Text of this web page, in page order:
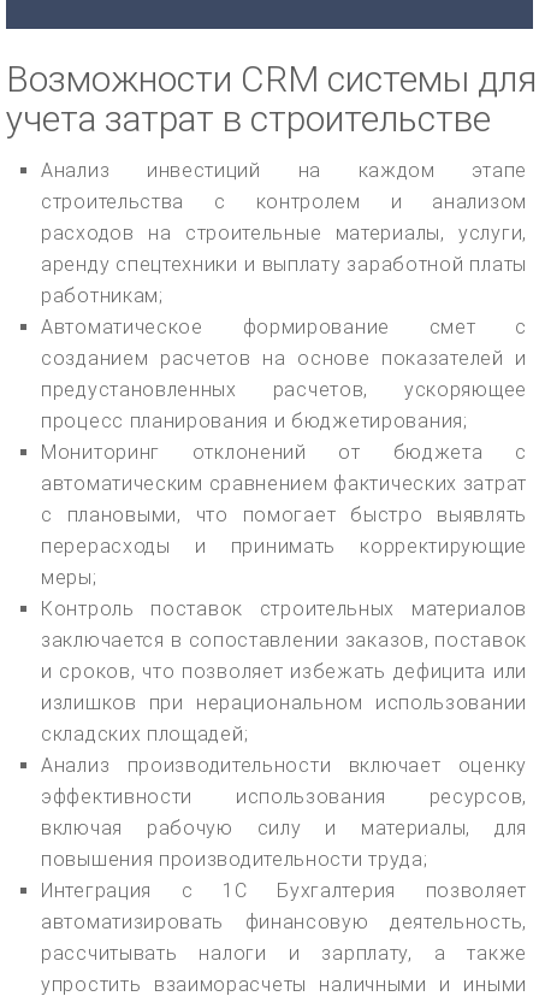
Возможности CRM системы для
учета затрат в строительстве
Анализ инвестиций на каждом этапе
строительства с контролем и анализом
расходов на строительные материалы, услуги,
аренду спецтехники и выплату заработной платы
работникам;
Автоматическое формирование смет с
созданием расчетов на основе показателей и
предустановленных расчетов, ускоряющее
процесс планирования и бюджетирования;
Мониторинг отклонений от бюджета с
автоматическим сравнением фактических затрат
с плановыми, что помогает быстро выявлять
перерасходы и принимать корректирующие
меры;
Контроль поставок строительных материалов
заключается в сопоставлении заказов, поставок
и сроков, что позволяет избежать дефицита или
излишков при нерациональном использовании
складских площадей;
Анализ производительности включает оценку
эффективности использования ресурсов,
включая рабочую силу и материалы, для
повышения производительности труда;
Интеграция с 1С Бухгалтерия позволяет
автоматизировать финансовую деятельность,
рассчитывать налоги и зарплату, а также
упростить взаиморасчеты наличными и иными